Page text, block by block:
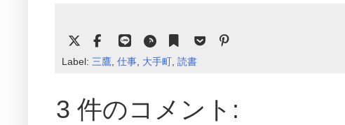
Label: 三鷹 仕事 大手町 読書
3 件のコメント: